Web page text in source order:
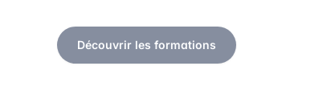
Découvrir les formations